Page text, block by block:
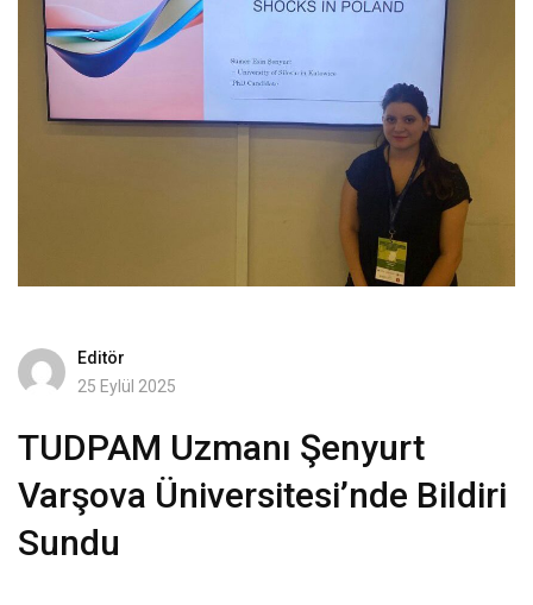
Editör
25 Eylül 2025
TUDPAM Uzmanı Şenyurt
Varşova Üniversitesi’nde Bildiri
Sundu